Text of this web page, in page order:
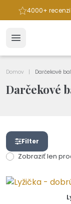
4000+
Domov Darčekové
Darčekové
Filter
Zobraziť len